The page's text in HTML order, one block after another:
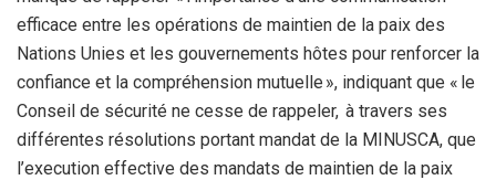
efficace entre les opérations de maintien de la paix des
Nations Unies et les gouvernements hôtes pour renforcer la
confiance et la compréhension mutuelle », indiquant que « le
Conseil de sécurité ne cesse de rappeler, à travers ses
différentes résolutions portant mandat de la MINUSCA, que
l’execution effective des mandats de maintien de la paix